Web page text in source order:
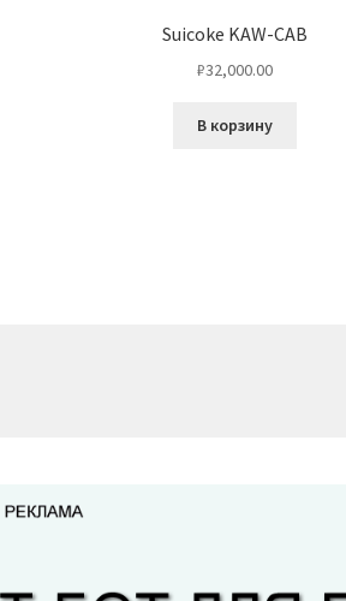
Suicoke KAW-CAB
₽32,000.00
В корзину